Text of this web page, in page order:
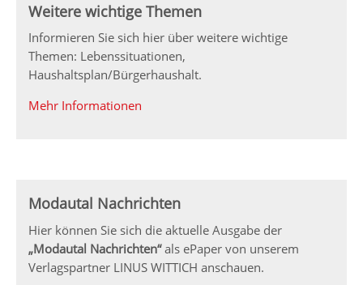
Weitere wichtige Themen
Informieren Sie sich hier über weitere wichtige
Themen: Lebenssituationen,
Haushaltsplan/Bürgerhaushalt.
Mehr Informationen
Modautal Nachrichten
Hier können Sie sich die aktuelle Ausgabe der
„Modautal Nachrichten“als ePaper von unserem
Verlagspartner LINUS WITTICH anschauen.